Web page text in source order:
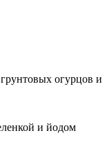
огурцов и
и йодом